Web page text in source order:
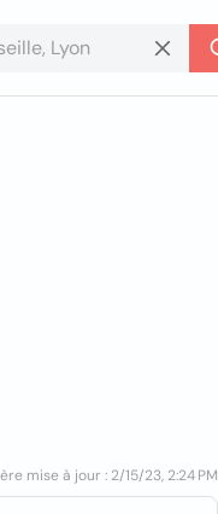
mise à jour : 2/15/23, 2:24 PM